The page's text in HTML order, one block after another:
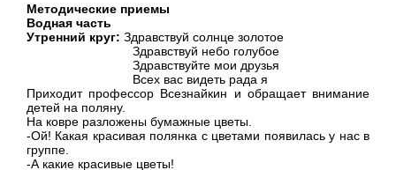
Методические приемы
Водная часть
Утренний круг: Здравствуй солнце золотое
Здравствуй небо голубое
Здравствуйте мои друзья
Всех вас видеть рада я
Приходит профессор Всезнайкин и обращает внимание
детей на поляну.
На ковре разложены бумажные цветы.
-Ой! Какая красивая полянка с цветами появилась у нас в
группе.
-А какие красивые цветы!